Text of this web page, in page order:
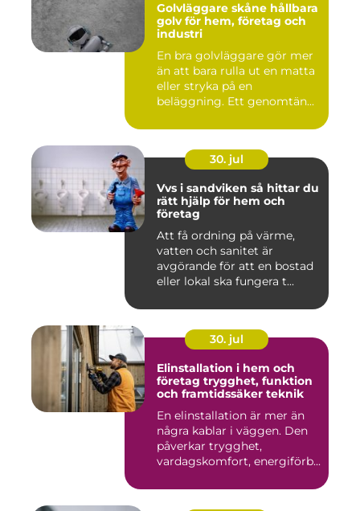
Golvläggare skåne hållbara
golv för hem, företag och
industri
En bra golvläggare gör mer
än att bara rulla ut en matta
eller stryka på en
beläggning. Ett genomtän...
30. jul
Vvs i sandviken så hittar du
rätt hjälp för hem och
företag
Att få ordning på värme,
vatten och sanitet är
avgörande för att en bostad
eller lokal ska fungera t...
30. jul
Elinstallation i hem och
företag trygghet, funktion
och framtidssäker teknik
En elinstallation är mer än
några kablar i väggen. Den
påverkar trygghet,
vardagskomfort, energiförb...